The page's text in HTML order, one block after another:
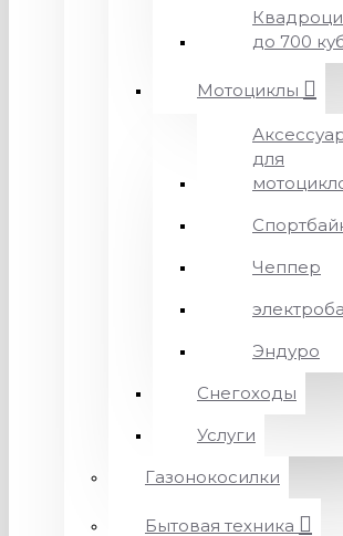
до 700
Мотоциклы
для
Чеппер
Эндуро
Снегоходы
Услуги
Газонокосилки
Бытовая техника